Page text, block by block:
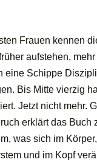
Frauen kennen
aufstehen, mehr
eine Schippe
Bis Mitte vierzig
Jetzt nicht mehr.
erklärt das Buch
was sich im
und im Kopf